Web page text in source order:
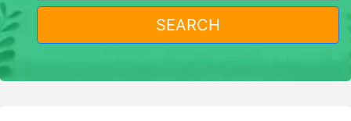
SEARCH